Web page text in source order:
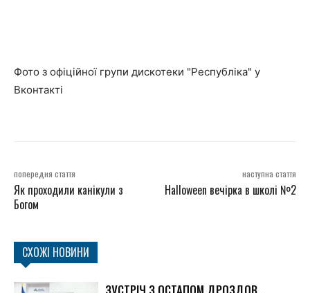
Фото з офіційної групи дискотеки "Республіка" у
Вконтакті
попередня стаття
Як проходили канікули з
Богом
наступна стаття
Halloween вечірка в школі №2
СХОЖІ НОВИНИ